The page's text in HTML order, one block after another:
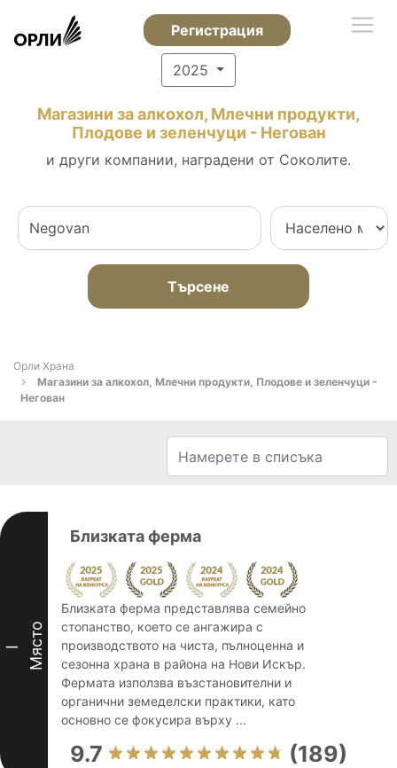
Регистрация
2025
Магазини за алкохол, Млечни продукти,
Плодове и зеленчуци - Негован
и други компании, наградени от Соколите.
Търсене
Орли Храна
Магазини за алкохол, Млечни продукти, Плодове и зеленчуци -
Негован
I Място
Близката ферма
Близката ферма представлява семейно
стопанство, което се ангажира с
производството на чиста, пълноценна и
сезонна храна в района на Нови Искър.
Фермата използва възстановителни и
органични земеделски практики, като
основно се фокусира върху ...
9.7 (189)